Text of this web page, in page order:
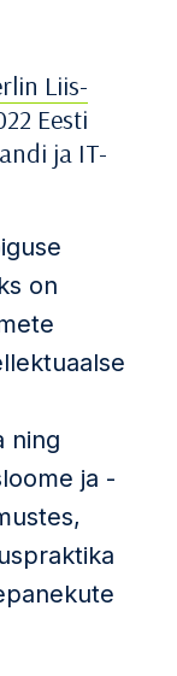
Liis-
Eesti
ja IT-
on
ning
ja -